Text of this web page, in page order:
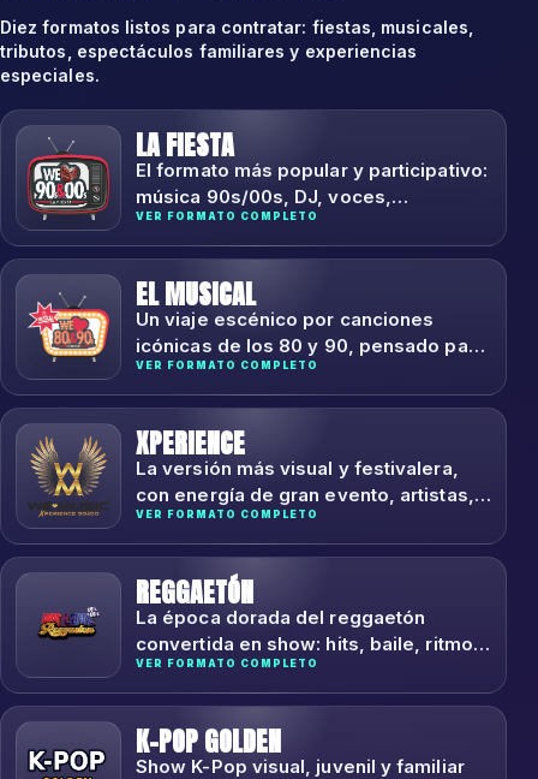
Diez formatos listos para contratar: fiestas, musicales,
tributos, espectáculos familiares y experiencias
especiales.
LA FIESTA
El formato más popular y participativo:
música 90s/00s, DJ, voces,
animación, tributos y ambiente de
gran fiesta.
VER FORMATO COMPLETO
EL MUSICAL
Un viaje escénico por canciones
icónicas de los 80 y 90, pensado para
teatros, auditorios y programación
cultural.
VER FORMATO COMPLETO
XPERIENCE
La versión más visual y festivalera,
con energía de gran evento, artistas,
visuales y sonido de alto impacto.
VER FORMATO COMPLETO
REGGAETÓN
La época dorada del reggaetón
convertida en show: hits, baile, ritmo y
conexión directa con el público.
VER FORMATO COMPLETO
K-POP GOLDEN
Show K-Pop visual, juvenil y familiar